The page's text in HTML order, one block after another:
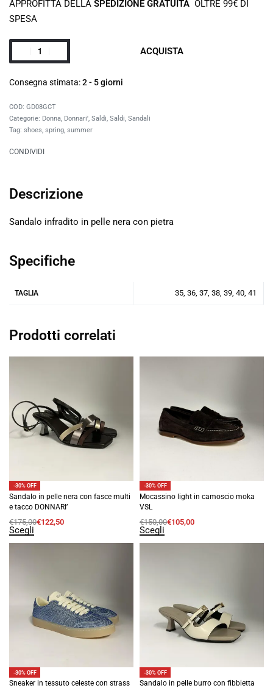
APPROFITTA DELLA SPEDIZIONE GRATUITA OLTRE 99€ DI
SPESA
ACQUISTA
Consegna stimata:2 - 5 giorni
GD08GCT
Categorie: Donna, Donnari', Saldi, Saldi, Sandali
Tag: shoes, spring, summer
CONDIVIDI
Descrizione
Sandalo infradito in pelle nera con pietra
Specifiche
TAGLIA 35, 36, 37, 38, 39, 40, 41
Prodotti correlati
-30% OFF
Sandalo in pelle nera con fasce multi
e tacco DONNARI’
€175,00€122,50
Scegli
-30% OFF
Mocassino light in camoscio moka
VSL
€150,00€105,00
Scegli
-30% OFF
Sneaker in tessuto celeste con strass
-30% OFF
Sandalo in pelle burro con fibbietta